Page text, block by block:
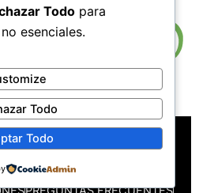
DE PRIVACIDAD
DE AUTOR
DE DATOS PERSONALES
Todo para
esenciales.
Todo
Todo